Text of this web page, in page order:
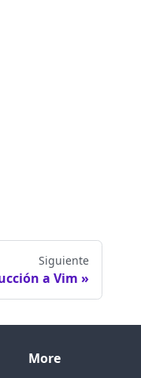
Siguiente
a Vim
More